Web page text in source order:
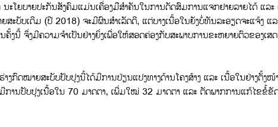
ໂຍບາຍປະກັນສັງຄົມແມ່ນເຄື່ອງມືສຳຄັນໃນການດັດສົມການແຈກຢາຍລາຍໄດ້ ແລະ
ະບັບເດີມ (ປີ 2018) ຈະມີຜົນສຳເລັດດີ, ແຕ່ບາງເນື້ອໃນຍັງບໍ່ທັນລະອຽດຈະແຈ້ງ ແ
ນີ້ ຈຶ່ງມີຄວາມຈຳເປັນຢ່າງຍິ່ງເພື່ອໃຫ້ສອດຄ່ອງກັບສະພາບການຂະຫຍາຍຕົວຂອງເສ
ງກົດໝາຍສະບັບປັບປຸງນີ້ໄດ້ມີການປ່ຽນແປງທາງດ້ານໂຄງສ້າງ ແລະ ເນື້ອໃນຢ່າງຕັ້ງໜ້
ນປັບປຸງເນື້ອໃນ 70 ມາດຕາ, ເພີ່ມໃໝ່ 32 ມາດຕາ ແລະ ຕັດພາກການແກ້ໄຂຂໍ້ຂັ